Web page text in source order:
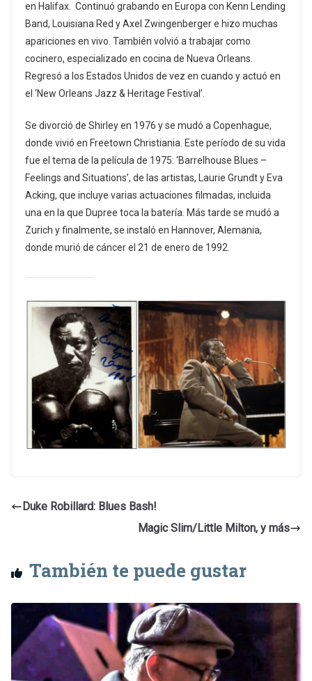
en Halifax. Continuó grabando en Europa con Kenn Lending
Band, Louisiana Red y Axel Zwingenberger e hizo muchas
apariciones en vivo. También volvió a trabajar como
cocinero, especializado en cocina de Nueva Orleans.
Regresó a los Estados Unidos de vez en cuando y actuó en
el ‘New Orleans Jazz & Heritage Festival’.
Se divorció de Shirley en 1976 y se mudó a Copenhague,
donde vivió en Freetown Christiania. Este período de su vida
fue el tema de la película de 1975: ‘Barrelhouse Blues –
Feelings and Situations’, de las artistas, Laurie Grundt y Eva
Acking, que incluye varias actuaciones filmadas, incluida
una en la que Dupree toca la batería. Más tarde se mudó a
Zurich y finalmente, se instaló en Hannover, Alemania,
donde murió de cáncer el 21 de enero de 1992.
Duke Robillard: Blues Bash!
Magic Slim/Little Milton, y más
También te puede gustar